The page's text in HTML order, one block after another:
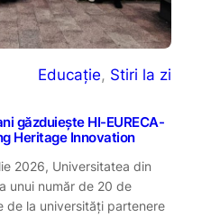
Educație, Stiri la zi
găzduiește HI-EURECA-
Heritage Innovation
2026, Universitatea din
unui număr de 20 de
de la universități partenere